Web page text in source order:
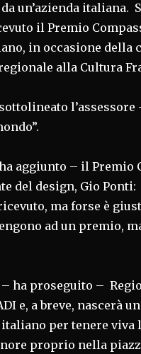
un’azienda italiana.
il Premio
in occasione della
alla Cultura
aggiunto – il Premio
del design, Gio
ma forse è
ad un premio,
ha proseguito –
e, a breve, nascerà
per tenere viva
proprio nella